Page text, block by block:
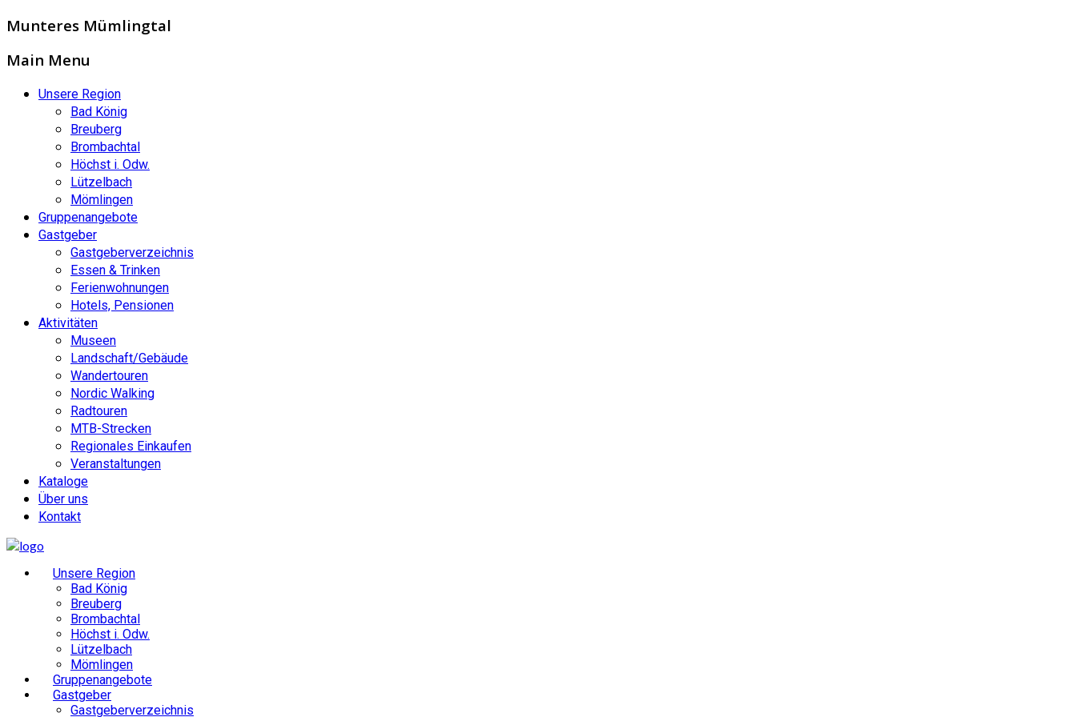
Munteres Mümlingtal
Main Menu
Unsere Region
Bad König
Breuberg
Brombachtal
Höchst i. Odw.
Lützelbach
Mömlingen
Gruppenangebote
Gastgeber
Gastgeberverzeichnis
Essen & Trinken
Ferienwohnungen
Hotels, Pensionen
Aktivitäten
Museen
Landschaft/Gebäude
Wandertouren
Nordic Walking
Radtouren
MTB-Strecken
Regionales Einkaufen
Veranstaltungen
Kataloge
Über uns
Kontakt
Unsere Region
Bad König
Breuberg
Brombachtal
Höchst i. Odw.
Lützelbach
Mömlingen
Gruppenangebote
Gastgeber
Gastgeberverzeichnis